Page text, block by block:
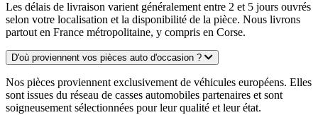
Les délais de livraison varient généralement entre 2 et 5 jours ouvrés
selon votre localisation et la disponibilité de la pièce. Nous livrons
partout en France métropolitaine, y compris en Corse.
D'où proviennent vos pièces auto d'occasion ?
Nos pièces proviennent exclusivement de véhicules européens. Elles
sont issues du réseau de casses automobiles partenaires et sont
soigneusement sélectionnées pour leur qualité et leur état.